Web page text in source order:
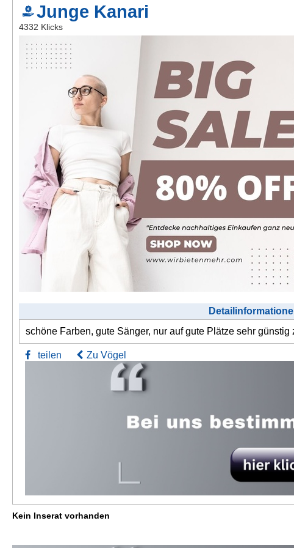
Kontakt
AGB, Nutzungsbedingungen
Impressum
Junge Kanari
4332 Klicks
schöne Farben, gute Sänger, nur auf gute Plätze sehr günstig
teilen Zu Vögel
Kein Inserat vorhanden